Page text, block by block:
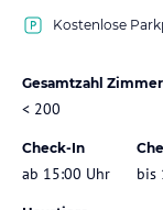
Kostenlose
Gesamtzahl Zimmer
< 200
Check-In
ab 15:00 Uhr bis